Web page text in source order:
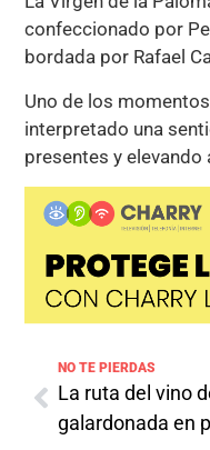
confeccionado por
bordada por Rafael
Uno de los
interpretado una
presentes y elevando
NO TE PIERDAS
La ruta del vino
galardonada en